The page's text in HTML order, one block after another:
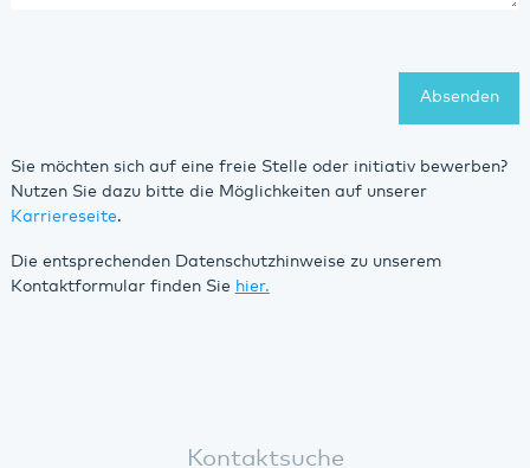
Absenden
Sie möchten sich auf eine freie Stelle oder initiativ bewerben?
Nutzen Sie dazu bitte die Möglichkeiten auf unserer
Karriereseite.
Die entsprechenden Datenschutzhinweise zu unserem
Kontaktformular finden Sie hier.
Kontaktsuche